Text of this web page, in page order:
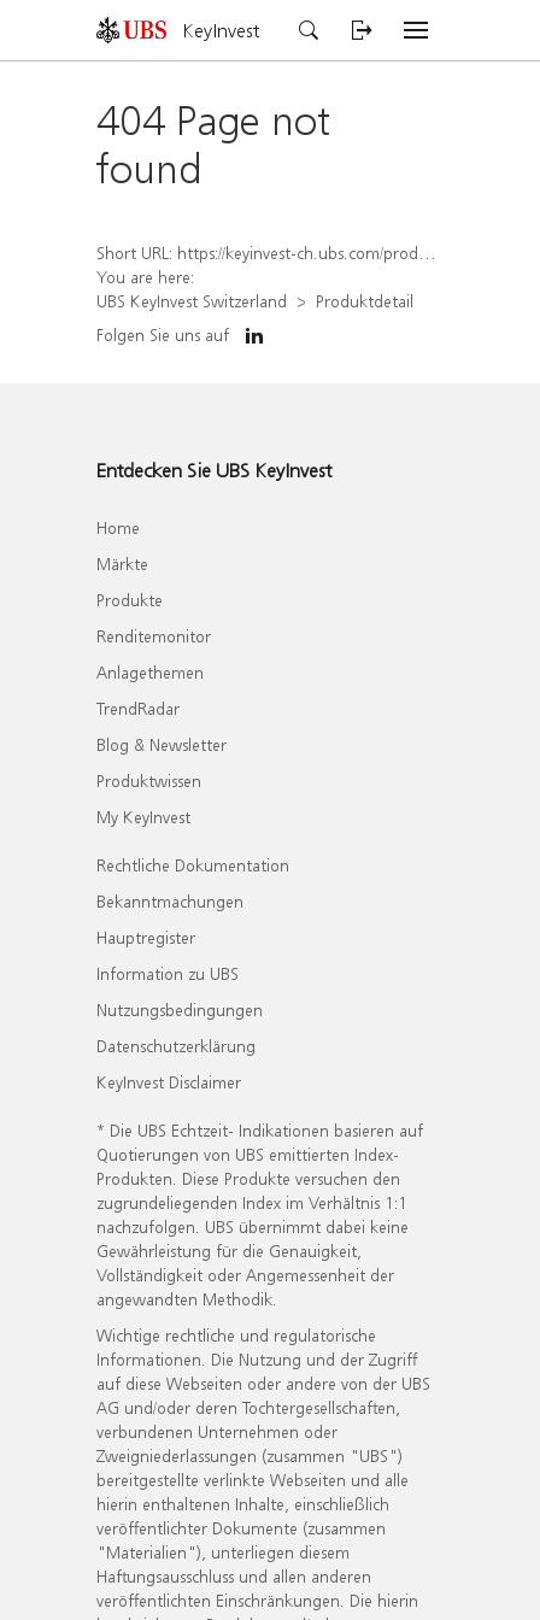
KeyInvest
404 Page not
found
Short URL: https://keyinvest-ch.ubs.com/produkt/detail/index/isin/CH1580908585
You are here:
UBS KeyInvest Switzerland
Produktdetail
Folgen Sie uns auf
Entdecken Sie UBS KeyInvest
Home
Märkte
Produkte
Renditemonitor
Anlagethemen
TrendRadar
Blog & Newsletter
Produktwissen
My KeyInvest
Rechtliche Dokumentation
Bekanntmachungen
Hauptregister
Information zu UBS
Nutzungsbedingungen
Datenschutzerklärung
KeyInvest Disclaimer
* Die UBS Echtzeit- Indikationen basieren auf
Quotierungen von UBS emittierten Index-
Produkten. Diese Produkte versuchen den
zugrundeliegenden Index im Verhältnis 1:1
nachzufolgen. UBS übernimmt dabei keine
Gewährleistung für die Genauigkeit,
Vollständigkeit oder Angemessenheit der
angewandten Methodik.
Wichtige rechtliche und regulatorische
Informationen. Die Nutzung und der Zugriff
auf diese Webseiten oder andere von der UBS
AG und/oder deren Tochtergesellschaften,
verbundenen Unternehmen oder
Zweigniederlassungen (zusammen "UBS")
bereitgestellte verlinkte Webseiten und alle
hierin enthaltenen Inhalte, einschließlich
veröffentlichter Dokumente (zusammen
"Materialien"), unterliegen diesem
Haftungsausschluss und allen anderen
veröffentlichten Einschränkungen. Die hierin